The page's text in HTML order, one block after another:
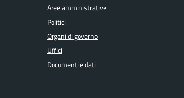
Aree amministrative
Politici
Organi di governo
Uffici
Documenti e dati